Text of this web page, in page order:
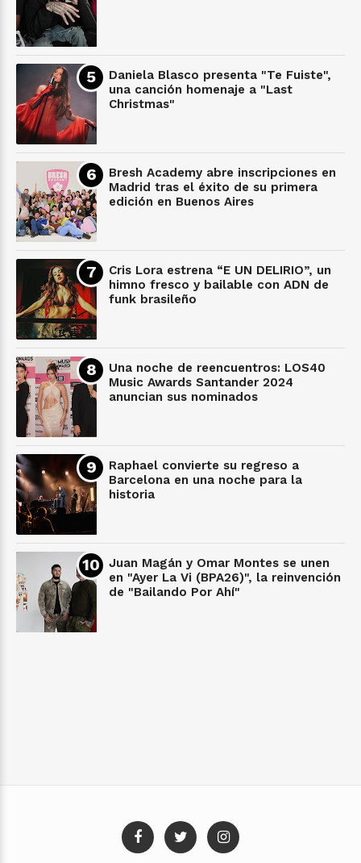
Daniela Blasco presenta "Te Fuiste",
una canción homenaje a "Last
Christmas"
Bresh Academy abre inscripciones en
Madrid tras el éxito de su primera
edición en Buenos Aires
Cris Lora estrena “E UN DELIRIO”, un
himno fresco y bailable con ADN de
funk brasileño
Una noche de reencuentros: LOS40
Music Awards Santander 2024
anuncian sus nominados
Raphael convierte su regreso a
Barcelona en una noche para la
historia
Juan Magán y Omar Montes se unen
en "Ayer La Vi (BPA26)", la reinvención
de "Bailando Por Ahí"